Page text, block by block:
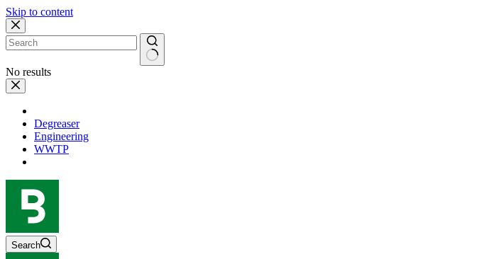
Skip to content
No results
Degreaser
Engineering
WWTP
Search